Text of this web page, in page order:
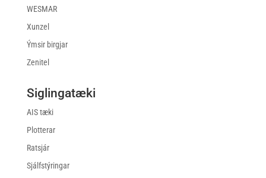
WESMAR
Xunzel
Ýmsir birgjar
Zenitel
Siglingatæki
AIS tæki
Plotterar
Ratsjár
Sjálfstýringar